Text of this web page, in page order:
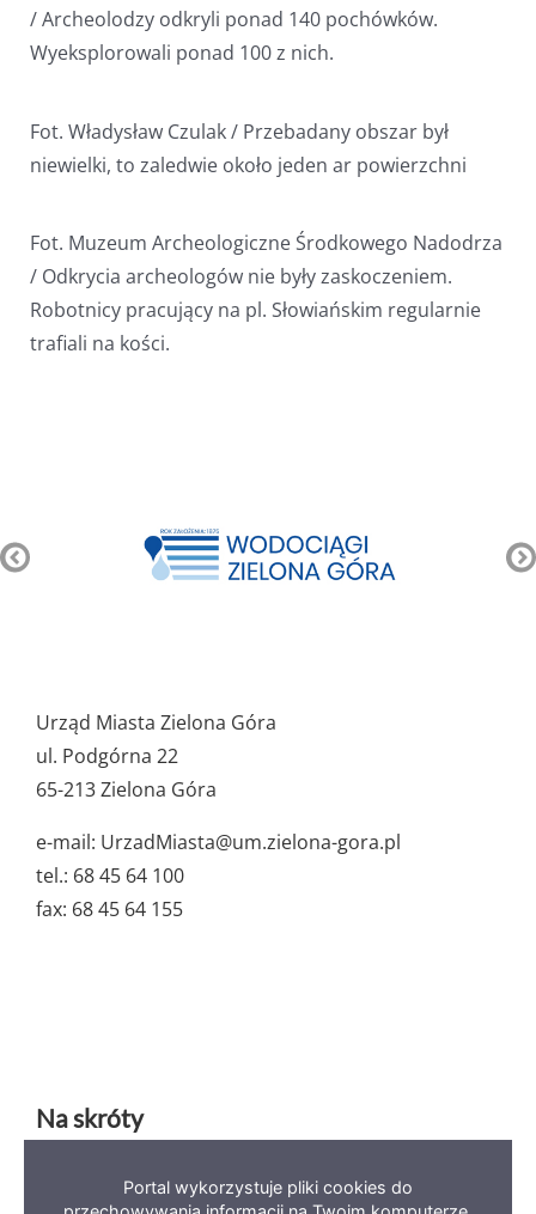
/ Archeolodzy odkryli ponad 140 pochówków.
Wyeksplorowali ponad 100 z nich.
Fot. Władysław Czulak / Przebadany obszar był
niewielki, to zaledwie około jeden ar powierzchni
Fot. Muzeum Archeologiczne Środkowego Nadodrza
/ Odkrycia archeologów nie były zaskoczeniem.
Robotnicy pracujący na pl. Słowiańskim regularnie
trafiali na kości.
ważne
dane
Urząd Miasta Zielona Góra
ul. Podgórna 22
65-213 Zielona Góra
e-mail: UrzadMiasta@um.zielona-gora.pl
tel.: 68 45 64 100
fax: 68 45 64 155
Na skróty
Deklaracja dostępności Mapa serwisu BIP
Portal wykorzystuje pliki cookies do